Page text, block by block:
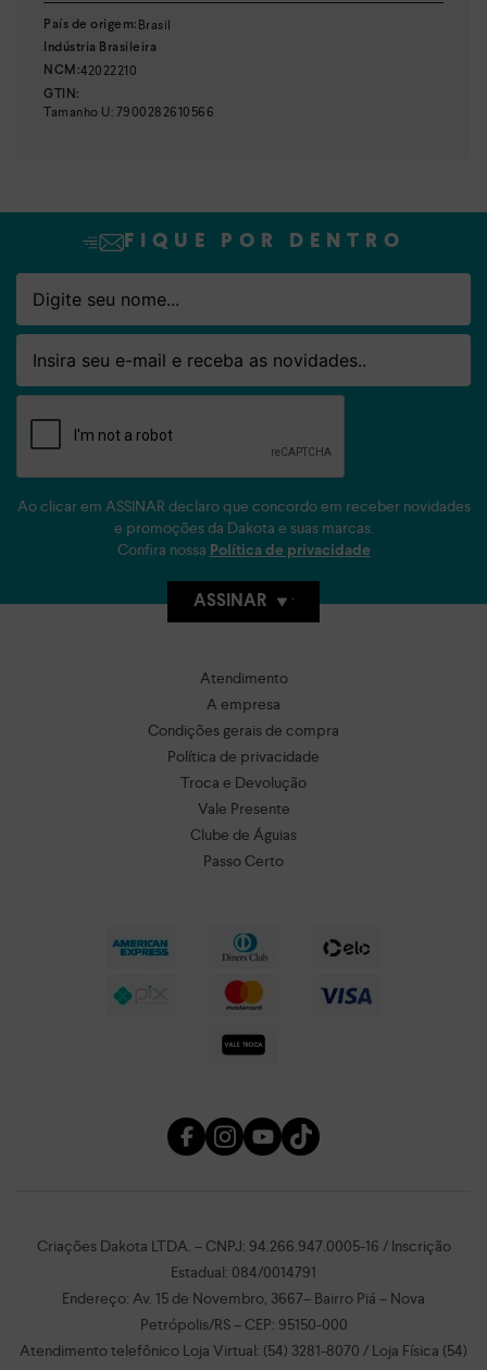
País de origem: Brasil
Indústria Brasileira
NCM:42022210
GTIN:
Tamanho U:7900282610566
FIQUE POR DENTRO
Nome
Email
Ao clicar em ASSINAR declaro que concordo em receber novidades
e promoções da Dakota e suas marcas.
Confira nossa Política de privacidade
ASSINAR
Atendimento
A empresa
Condições gerais de compra
Política de privacidade
Troca e Devolução
Vale Presente
Clube de Águias
Passo Certo
Criações Dakota LTDA. – CNPJ: 94.266.947.0005-16 / Inscrição
Estadual: 084/0014791
Endereço: Av. 15 de Novembro, 3667– Bairro Piá – Nova
Petrópolis/RS – CEP: 95150-000
Atendimento telefônico Loja Virtual: (54) 3281-8070 / Loja Física (54)